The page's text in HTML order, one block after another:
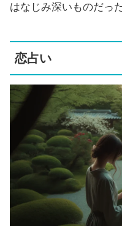
はなじみ深いものだっ
恋占い